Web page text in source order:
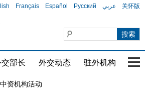
Français Español Русский عربي 关怀版
部长 外交动态 驻外机构 国
资机构活动